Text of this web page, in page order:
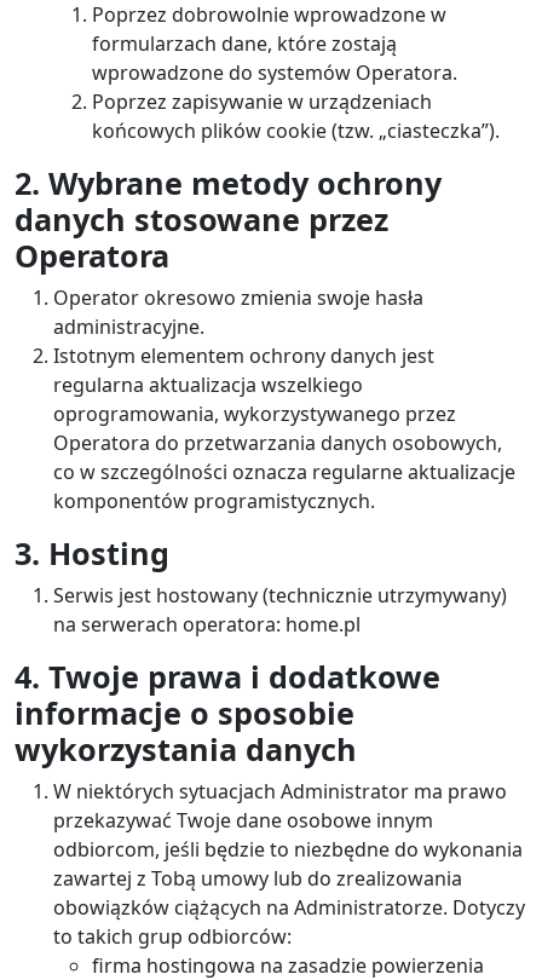
Poprzez dobrowolnie wprowadzone w
formularzach dane, które zostają
wprowadzone do systemów Operatora.
Poprzez zapisywanie w urządzeniach
końcowych plików cookie (tzw. „ciasteczka”).
2. Wybrane metody ochrony
danych stosowane przez
Operatora
Operator okresowo zmienia swoje hasła
administracyjne.
Istotnym elementem ochrony danych jest
regularna aktualizacja wszelkiego
oprogramowania, wykorzystywanego przez
Operatora do przetwarzania danych osobowych,
co w szczególności oznacza regularne aktualizacje
komponentów programistycznych.
3. Hosting
Serwis jest hostowany (technicznie utrzymywany)
na serwerach operatora: home.pl
4. Twoje prawa i dodatkowe
informacje o sposobie
wykorzystania danych
W niektórych sytuacjach Administrator ma prawo
przekazywać Twoje dane osobowe innym
odbiorcom, jeśli będzie to niezbędne do wykonania
zawartej z Tobą umowy lub do zrealizowania
obowiązków ciążących na Administratorze. Dotyczy
to takich grup odbiorców:
firma hostingowa na zasadzie powierzenia